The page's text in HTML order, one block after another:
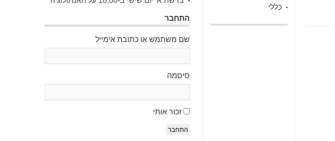
כללי
התחבר
שם משתמש או כתובת אימייל
סיסמה
זכור אותי
התחבר